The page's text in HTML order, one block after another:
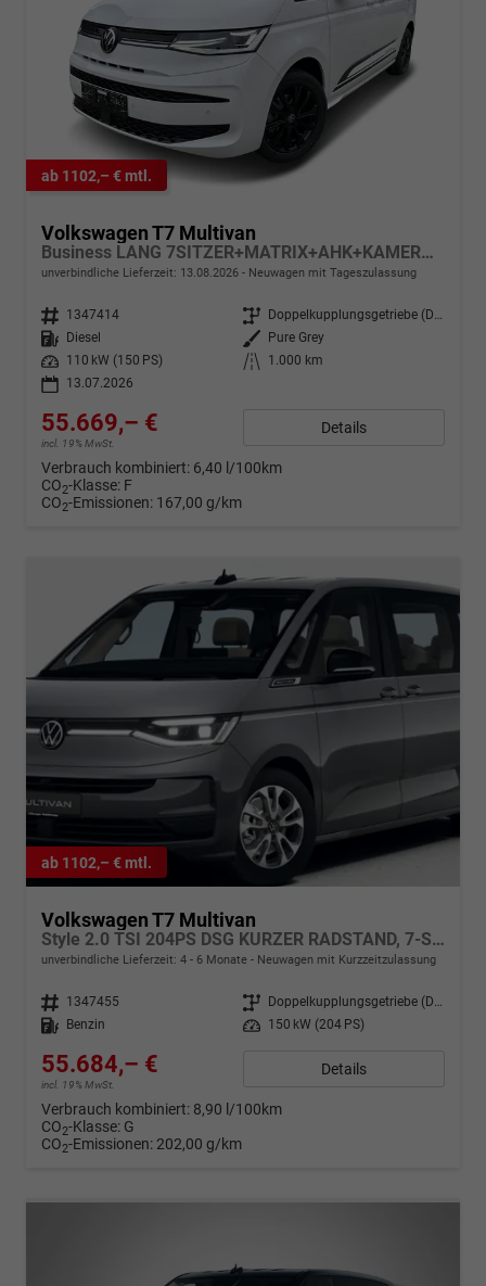
ab 1102,– € mtl.
Volkswagen T7 Multivan
Business LANG 7SITZER+MATRIX+AHK+KAMERA+SHZ+17" ALU
unverbindliche Lieferzeit: 13.08.2026 Neuwagen mit Tageszulassung
Fahrzeugnr. 1347414 Getriebe
Doppelkupplungsgetriebe (DSG)
Kraftstoff
Diesel Außenfarbe
Pure Grey
Leistung
110 kW (150 PS) Kilometerstand
1.000 km
13.07.2026
55.669,– €
incl. 19% MwSt.
Details
Verbrauch kombiniert: 6,40 l/100km
CO2-Klasse: F
CO2-Emissionen: 167,00 g/km
ab 1102,– € mtl.
Volkswagen T7 Multivan
Style 2.0 TSI 204PS DSG KURZER RADSTAND, 7-Sitzer, 17" ALU, IQ LIGHT MATRIX, ELEKTR. SCHIEBETÜREN, 3Z-Climatronic, Sitzheizung, Beh. Frontscheibe, ParkAssist, Parksensoren v/h, AREA-VIEW-KAMERA, M-Lederlenkrad beheizt, App-Connect, Digital Cockpit Pro
unverbindliche Lieferzeit: 4 - 6 Monate Neuwagen mit Kurzzeitzulassung
Fahrzeugnr. 1347455 Getriebe
Doppelkupplungsgetriebe (DSG)
Kraftstoff
Benzin Leistung 150 kW (204 PS)
55.684,– €
incl. 19% MwSt.
Details
Verbrauch kombiniert: 8,90 l/100km
CO2-Klasse: G
CO2-Emissionen: 202,00 g/km